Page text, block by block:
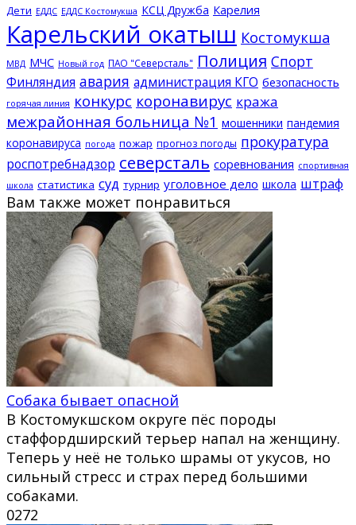
Дети ЕДДС ЕДДС Костомукша КСЦ Дружба Карелия
Карельский окатыш Костомукша
МВД МЧС Новый год ПАО "Северсталь" Полиция Спорт
Финляндия авария администрация КГО безопасность
горячая линия конкурс коронавирус кража
межрайонная больница №1 мошенники пандемия
коронавируса погода пожар прогноз погоды прокуратура
роспотребнадзор северсталь соревнования спортивная
школа статистика суд турнир уголовное дело школа штраф
Вам также может понравиться
Собака бывает опасной
В Костомукшском округе пёс породы
стаффордширский терьер напал на женщину.
Теперь у неё не только шрамы от укусов, но
сильный стресс и страх перед большими
собаками.
0272